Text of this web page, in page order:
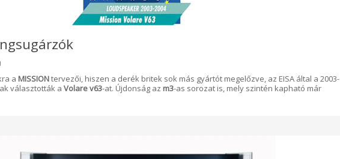
a MISSIONtervezői, hiszen a derék britek sok más gyártót megelőzve, az EISA által a 2003-
választották a Volare v63-at. Újdonság az m3-as sorozat is, mely szintén kapható már